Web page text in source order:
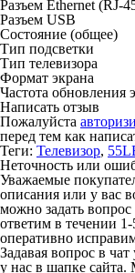
Разъем Ethernet (RJ-
Разъем USB
Состояние (общее)
Тип подсветки
Тип телевизора
Формат экрана
Частота обновления
Написать отзыв
Пожалуйста
перед тем как
Теги: Телевизор,
Неточность или
Уважаемые
описания или у вас
можно задать
ответим в течении
оперативно
Задавая вопрос в
у нас в шапке сайта.